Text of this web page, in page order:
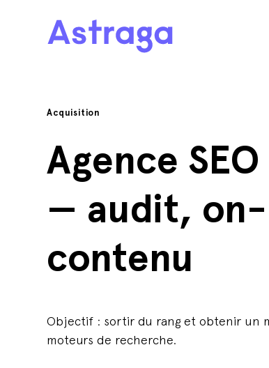
Acquisition
Agence
— audit,
contenu
Objectif : sortir du rang et obtenir un
moteurs de recherche.